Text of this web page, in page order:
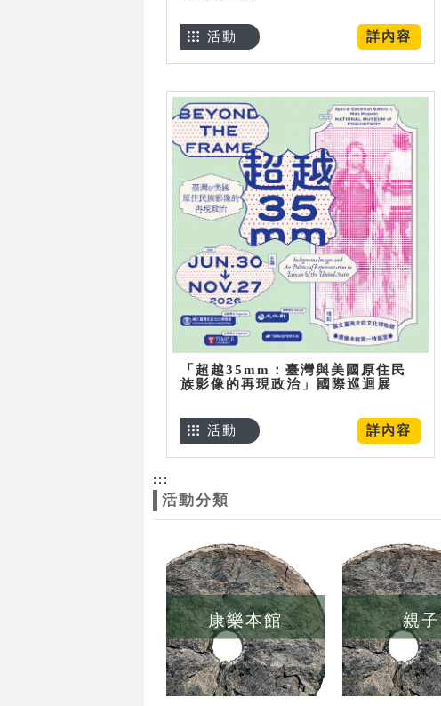
詳內容
活動
「超越35mm：臺灣與美國原住民
族影像的再現政治」國際巡迴展
詳內容
活動
:::
活動分類
康樂本館 親子